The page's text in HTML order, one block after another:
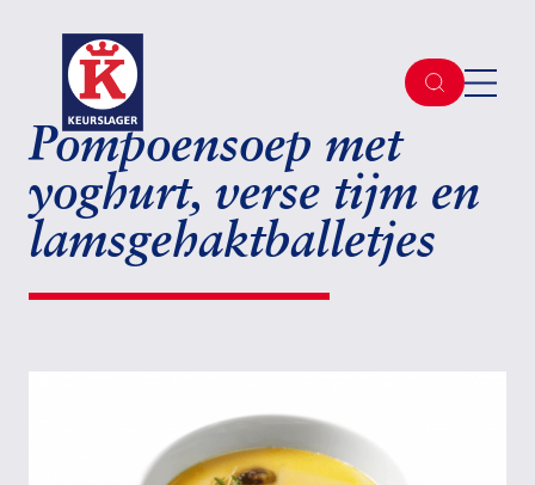
Pompoensoep met
yoghurt, verse tijm en
lamsgehaktballetjes